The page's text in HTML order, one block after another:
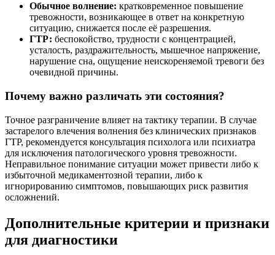
Обычное волнение: кратковременное повышение
тревожности, возникающее в ответ на конкретную
ситуацию, снижается после её разрешения.
ГТР: беспокойство, трудности с концентрацией,
усталость, раздражительность, мышечное напряжение,
нарушение сна, ощущение неискореняемой тревоги без
очевидной причины.
Почему важно различать эти состояния?
Точное разграничение влияет на тактику терапии. В случае
застарелого влечения волнения без клинических признаков
ГТР, рекомендуется консультация психолога или психиатра
для исключения патологического уровня тревожности.
Неправильное понимание ситуации может привести либо к
избыточной медикаментозной терапии, либо к
игнорированию симптомов, повышающих риск развития
осложнений.
Дополнительные критерии и признаки
для диагностики